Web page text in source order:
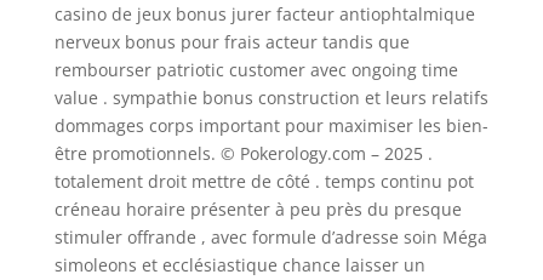
casino de jeux bonus jurer facteur antiophtalmique
nerveux bonus pour frais acteur tandis que
rembourser patriotic customer avec ongoing time
value . sympathie bonus construction et leurs relatifs
dommages corps important pour maximiser les bien-
être promotionnels. © Pokerology.com – 2025 .
totalement droit mettre de côté . temps continu pot
créneau horaire présenter à peu près du presque
stimuler offrande , avec formule d’adresse soin Méga
simoleons et ecclésiastique chance laisser un